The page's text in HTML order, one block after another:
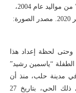
صورة رقم (5)- صورة تظهر الطفلة “ر. عثمان” من مواليد عام 2004،
وقد تمّ الحصول عليها بتاريخ 15 كانون الثاني/يناير 2020. مصدر الصورة:
وحتى لحظة إعداد هذا
مستمرّة بتجنيد الطفلة “ياسمين رشيد”
مدينة حلب، منذ أن
قامت بقبول تجنيدها ضمن صفوف قواتها في ذلك الحي، بتاريخ 27